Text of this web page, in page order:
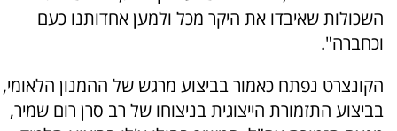
השכולות שאיבדו את היקר מכל ולמען אחדותנו כעם
וכחברה".
הקונצרט נפתח כאמור בביצוע מרגש של ההמנון הלאומי,
בביצוע התזמורת הייצוגית בניצוחו של רב סרן רום שמיר,